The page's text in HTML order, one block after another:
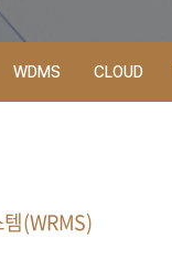
WDMS CLOUD
(WRMS)